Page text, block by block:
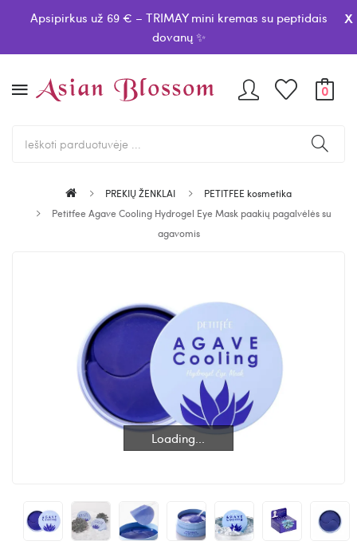
Apsipirkus už 69 € – TRIMAY mini kremas su peptidais
dovanų ✨
x
0
PREKIŲ ŽENKLAI
PETITFEE kosmetika
Petitfee Agave Cooling Hydrogel Eye Mask paakių pagalvėlės su
agavomis
Loading...
Loading...